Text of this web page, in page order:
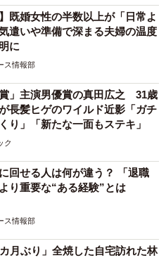
既婚女性の半数以上が「日常よ
遣いや準備で深まる夫婦の温度
に
ス情報部
」主演男優賞の真田広之 31歳
長髪ヒゲのワイルド近影「ガチ
り」「新たな一面もステキ」
ク
回せる人は何が違う？ 「退職
り重要な“ある経験”とは
ス情報部
カ月ぶり」全焼した自宅訪れた林